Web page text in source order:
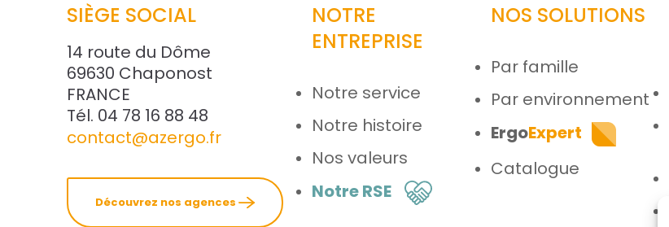
SIÈGE SOCIAL
14 route du Dôme
69630 Chaponost
FRANCE
Tél. 04 78 16 88 48
contact@azergo.fr
Découvrez nos agences
NOTRE
ENTREPRISE
Notre service
Notre histoire
Nos valeurs
Notre RSE
NOS SOLUTIONS
Par famille
Par environnement
ErgoExpert
Catalogue